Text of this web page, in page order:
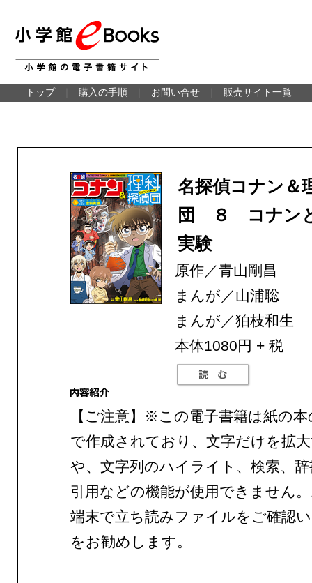
トップ 購入の手順 お問い合せ 販売サイト一覧
名探偵コナン＆
団 ８ コナン
実験
原作／青山剛昌
まんが／山浦聡
まんが／狛枝和生
本体1080円 + 税
【ご注意】※この電子書籍は紙の
で作成されており、文字だけを拡
や、文字列のハイライト、検索、
引用などの機能が使用できません
端末で立ち読みファイルをご確認
をお勧めします。